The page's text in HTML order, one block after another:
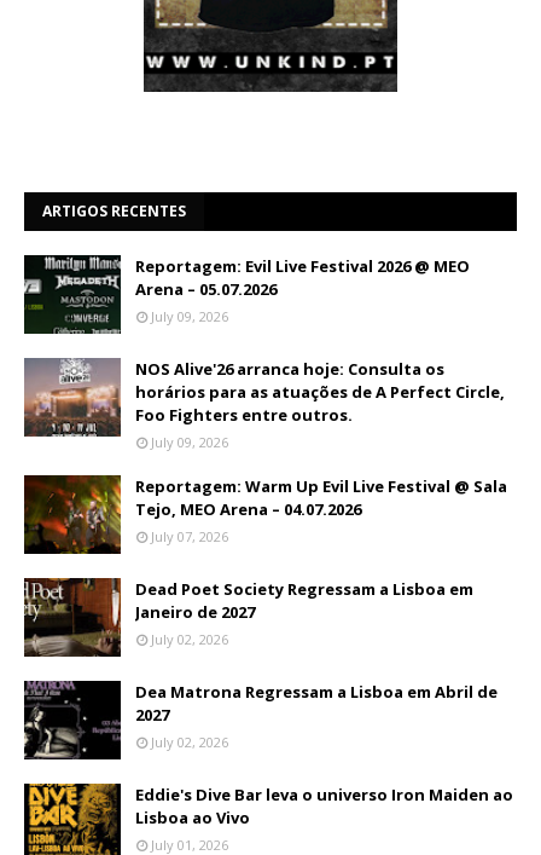
ARTIGOS RECENTES
Reportagem: Evil Live Festival 2026 @ MEO
Arena – 05.07.2026
July 09, 2026
NOS Alive'26 arranca hoje: Consulta os
horários para as atuações de A Perfect Circle,
Foo Fighters entre outros.
July 09, 2026
Reportagem: Warm Up Evil Live Festival @ Sala
Tejo, MEO Arena – 04.07.2026
July 07, 2026
Dead Poet Society Regressam a Lisboa em
Janeiro de 2027
July 02, 2026
Dea Matrona Regressam a Lisboa em Abril de
2027
July 02, 2026
Eddie's Dive Bar leva o universo Iron Maiden ao
Lisboa ao Vivo
July 01, 2026